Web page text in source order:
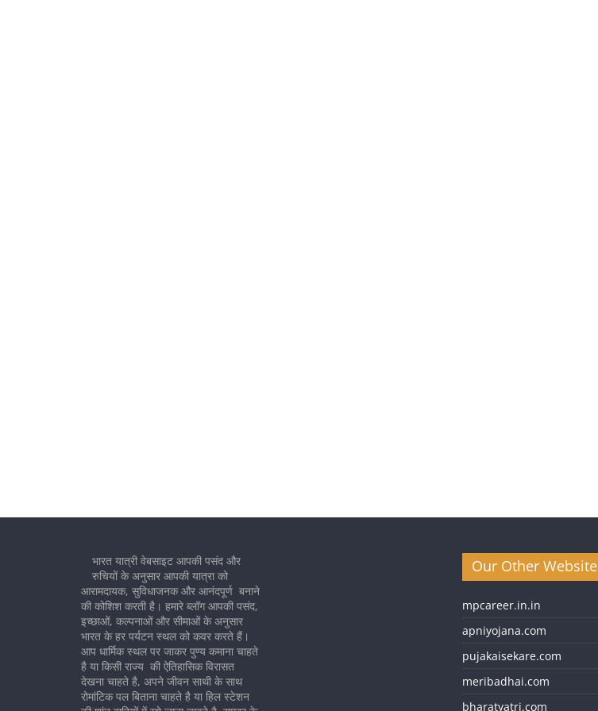
भारत यात्री वेबसाइट आपकी पसंद और
रुचियों के अनुसार आपकी यात्रा को
आरामदायक, सुविधाजनक और आनंदपूर्ण बनाने
की कोशिश करती है। हमारे ब्लॉग आपकी पसंद,
इच्छाओं, कल्पनाओं और सीमाओं के अनुसार
भारत के हर पर्यटन स्थल को कवर करते हैं।
आप धार्मिक स्थल पर जाकर पुण्य कमाना चाहते
है या किसी राज्य की ऐतिहासिक विरासत
देखना चाहते है, अपने जीवन साथी के साथ
रोमांटिक पल बिताना चाहते है या हिल स्टेशन
Our Other Website
mpcareer.in.in
apniyojana.com
pujakaisekare.com
meribadhai.com
bharatyatri.com